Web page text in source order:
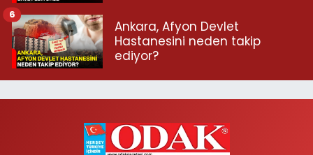
Ankara, Afyon Devlet
Hastanesini neden takip
ediyor?
6